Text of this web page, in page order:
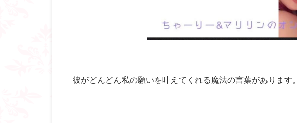
彼がどんどん私の願いを叶えてくれる魔法の言葉があります。